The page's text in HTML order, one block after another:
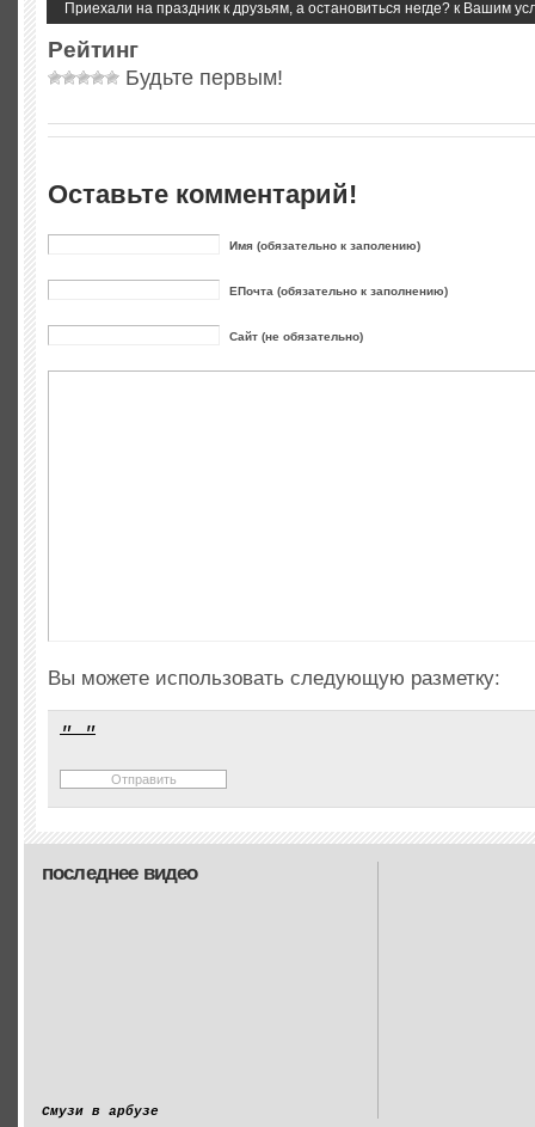
Приехали на праздник к друзьям, а остановиться негде? к Вашим
Рейтинг
Будьте первым!
Оставьте комментарий!
Имя (обязательно к заполению)
ЕПочта (обязательно к заполнению)
Сайт (не обязательно)
Вы можете использовать следующую разметку:
последнее видео
Смузи в арбузе